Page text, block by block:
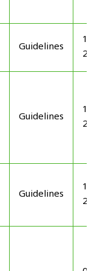
Guidelines
Guidelines
Guidelines